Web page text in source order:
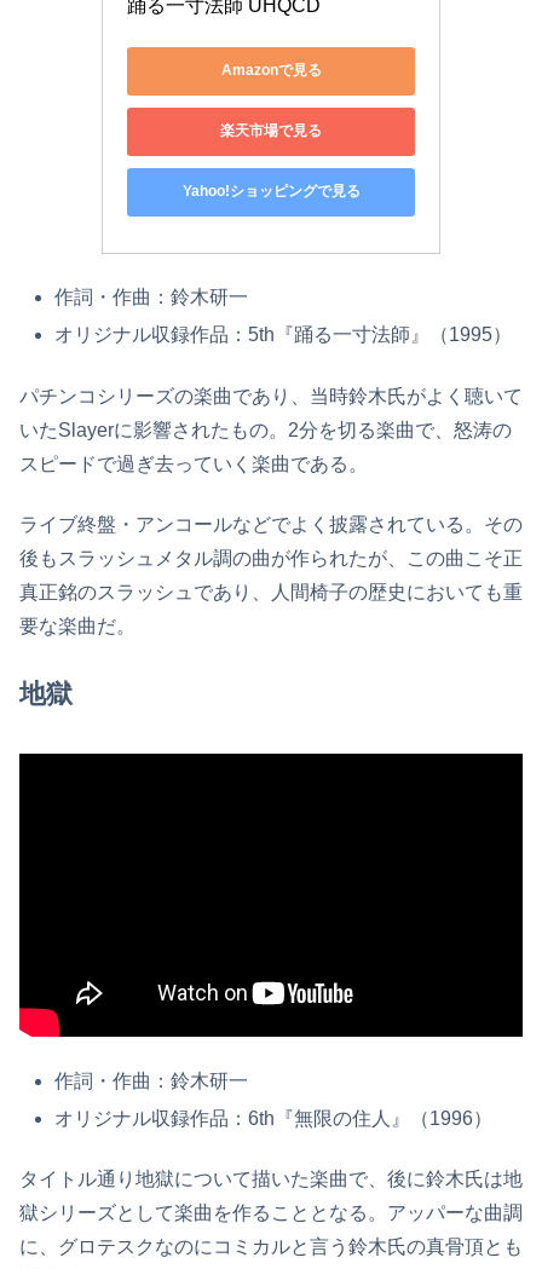
踊る一寸法師 UHQCD
Amazonで見る
楽天市場で見る
Yahoo!ショッピングで見る
作詞・作曲：鈴木研一
オリジナル収録作品：5th『踊る一寸法師』（1995）
パチンコシリーズの楽曲であり、当時鈴木氏がよく聴いて
いたSlayerに影響されたもの。2分を切る楽曲で、怒涛の
スピードで過ぎ去っていく楽曲である。
ライブ終盤・アンコールなどでよく披露されている。その
後もスラッシュメタル調の曲が作られたが、この曲こそ正
真正銘のスラッシュであり、人間椅子の歴史においても重
要な楽曲だ。
地獄
作詞・作曲：鈴木研一
オリジナル収録作品：6th『無限の住人』（1996）
タイトル通り地獄について描いた楽曲で、後に鈴木氏は地
獄シリーズとして楽曲を作ることとなる。アッパーな曲調
に、グロテスクなのにコミカルと言う鈴木氏の真骨頂とも